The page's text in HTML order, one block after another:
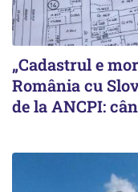
„Cadastrul e
România cu
de la ANCPI: